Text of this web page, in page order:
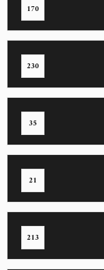
170
230
35
21
213